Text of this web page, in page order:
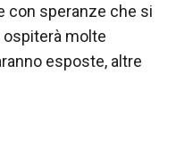
con speranze che si
molte
esposte, altre